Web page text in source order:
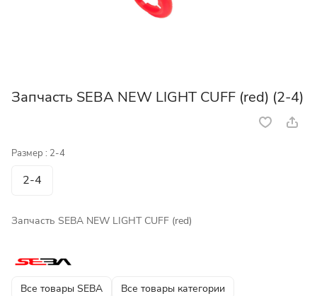
Запчасть SEBA NEW LIGHT CUFF (red) (2-4)
Размер : 2-4
2-4
Запчасть SEBA NEW LIGHT CUFF (red)
Все товары SEBA Все товары категории